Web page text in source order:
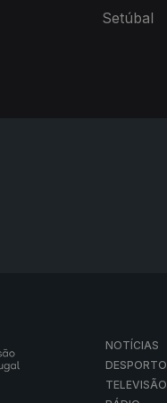
Setúbal
NOTÍCIAS
DESPORTO
TELEVISÃO